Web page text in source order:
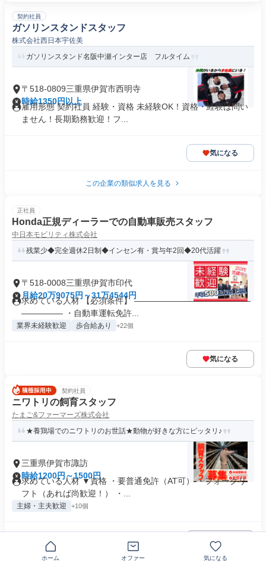
契約社員
ガソリンスタンドスタッフ
株式会社西日本宇佐美
ガソリンスタンド名阪中瀬インター店 フルタイム
〒518-0809三重県伊賀市西明寺
時給1350円以上
雇用形態 契約社員 経験・資格 未経験OK！資格・経験は問い
ません！長期勤務歓迎！フ...
気になる
この企業の類似求人を見る
正社員
Honda正規ディーラーでの自動車販売スタッフ
中日本モビリティ株式会社
残業少◆完全週休2日制◆インセン有・賞与年2回◆20代活躍
〒518-0008三重県伊賀市印代
月給20万9075円～31万4544円
求めている人材 【必須条件】 ――――――――――――――
――――― ・自動車運転免許...
業界未経験歓迎 歩合給あり +22個
気になる
契約社員
ニワトリの飼育スタッフ
たまご&ファーマーズ株式会社
★養鶏場でのニワトリのお世話★動物が好きな方にピッタリ♪
三重県伊賀市諏訪
時給1200円～1500円
求めている人材 ▼資格 ・要普通免許（AT可） ・フォークリ
フト（あれば尚歓迎！） ・...
主婦・主夫歓迎 +10個
気になる
ホーム オファー 気になる